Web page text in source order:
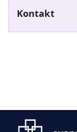
Kontakt